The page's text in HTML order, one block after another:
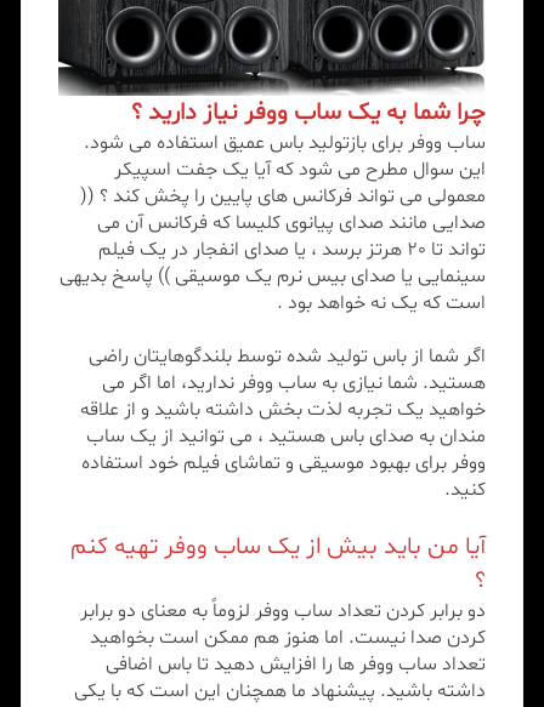
چرا شما به یک ساب ووفر نیاز دارید ؟
ساب ووفر برای بازتولید باس عمیق استفاده می شود.
این سوال مطرح می شود که آیا یک جفت اسپیکر
معمولی می تواند فرکانس های پایین را پخش کند ؟ ((
صدایی مانند صدای پیانوی کلیسا که فرکانس آن می
تواند تا 20 هرتز برسد ، یا صدای انفجار در یک فیلم
سینمایی یا صدای بیس نرم یک موسیقی )) پاسخ بدیهی
است که یک نه خواهد بود .
اگر شما از باس تولید شده توسط بلندگوهایتان راضی
هستید. شما نیازی به ساب ووفر ندارید، اما اگر می
خواهید یک تجربه لذت بخش داشته باشید و از علاقه
مندان به صدای باس هستید ، می توانید از یک ساب
ووفر برای بهبود موسیقی و تماشای فیلم خود استفاده
کنید.
آیا من باید بیش از یک ساب ووفر تهیه کنم
؟
دو برابر کردن تعداد ساب ووفر لزوماً به معنای دو برابر
کردن صدا نیست. اما هنوز هم ممکن است بخواهید
تعداد ساب ووفر ها را افزایش دهید تا باس اضافی
داشته باشید. پیشنهاد ما همچنان این است که با یکی